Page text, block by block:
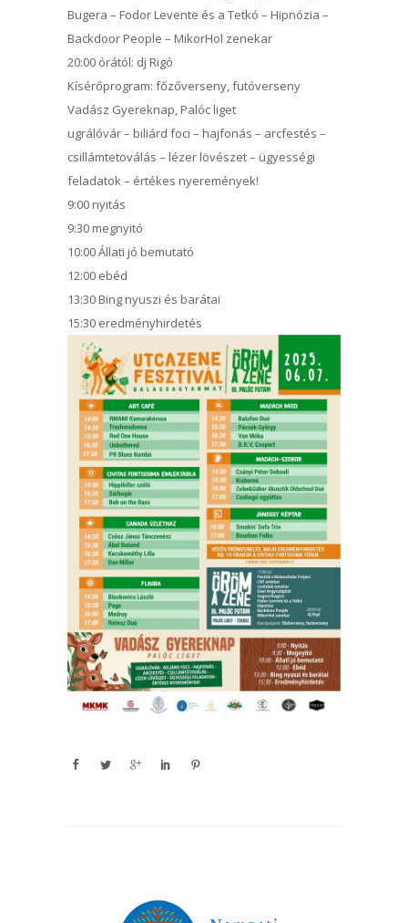
Bugera – Fodor Levente és a Tetkó – Hipnózia –
Backdoor People – MikorHol zenekar
20:00 órától: dj Rigó
Kísérőprogram: főzőverseny, futóverseny
Vadász Gyereknap, Palóc liget
ugrálóvár – biliárd foci – hajfonás – arcfestés –
csillámtetoválás – lézer lövészet – ügyességi
feladatok – értékes nyeremények!
9:00 nyitás
9:30 megnyitó
10:00 Állati jó bemutató
12:00 ebéd
13:30 Bing nyuszi és barátai
15:30 eredményhirdetés